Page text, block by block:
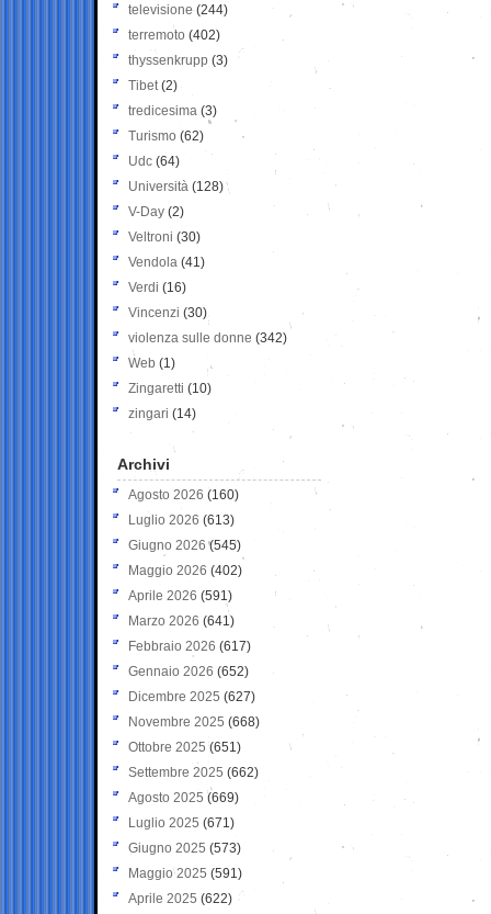
televisione(244)
terremoto (402)
thyssenkrupp (3)
Tibet(2)
tredicesima (3)
Turismo (62)
Udc (64)
Università (128)
V-Day (2)
Veltroni (30)
Vendola (41)
Verdi (16)
Vincenzi (30)
violenza sulle donne (342)
Web (1)
Zingaretti (10)
zingari (14)
Archivi
Agosto 2026 (160)
Luglio 2026 (613)
Giugno 2026 (545)
Maggio 2026 (402)
Aprile 2026 (591)
Marzo 2026 (641)
Febbraio 2026 (617)
Gennaio 2026 (652)
Dicembre 2025 (627)
Novembre 2025 (668)
Ottobre 2025 (651)
Settembre 2025 (662)
Agosto 2025 (669)
Luglio 2025 (671)
Giugno 2025 (573)
Maggio 2025 (591)
Aprile 2025 (622)